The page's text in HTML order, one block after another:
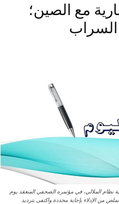
مع الصين؛
السراب
الملالي، في مؤتمره الصحفي المنعقد يوم
في هذا الصدد، تملص من الإدلاء بإجابة محددة واكتفى بترديد